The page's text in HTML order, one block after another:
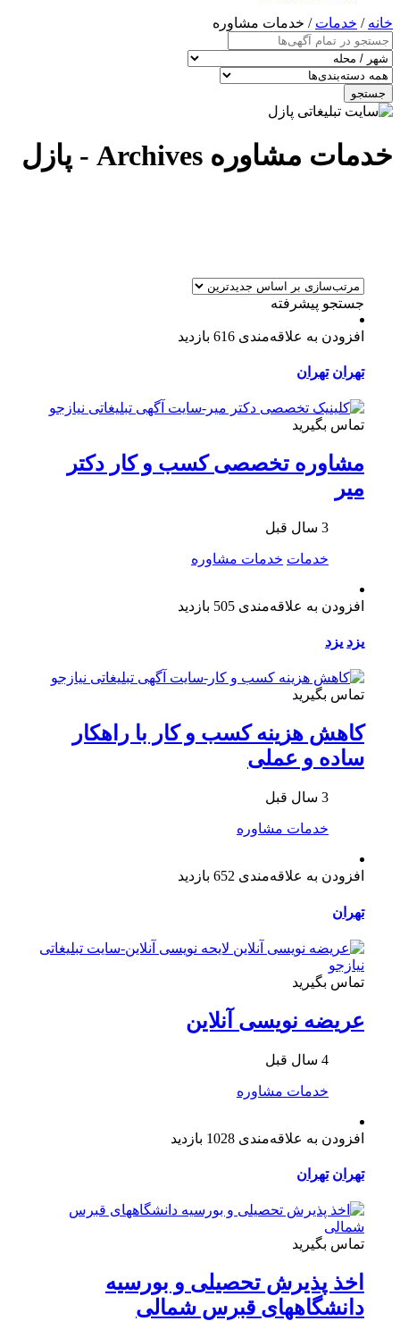
خانه / خدمات / خدمات مشاوره
جستجو
خدمات مشاوره Archives - پازل
جستجو پیشرفته
افزودن به علاقه‌مندی 616 بازدید
تهران تهران
تماس بگیرید
مشاوره تخصصی کسب و کار دکتر
میر
3 سال قبل
خدمات خدمات مشاوره
افزودن به علاقه‌مندی 505 بازدید
یزد یزد
تماس بگیرید
کاهش هزینه کسب و کار با راهکار
ساده و عملی
3 سال قبل
خدمات مشاوره
افزودن به علاقه‌مندی 652 بازدید
تهران
تماس بگیرید
عریضه نویسی آنلاین
4 سال قبل
خدمات مشاوره
افزودن به علاقه‌مندی 1028 بازدید
تهران تهران
تماس بگیرید
اخذ پذیرش تحصیلی و بورسیه
دانشگاههای قبرس شمالی